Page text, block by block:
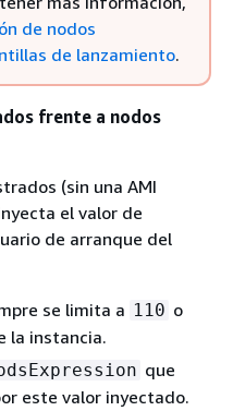
de nodos
de lanzamiento.
frente a nodos
(sin una AMI
el valor de
de arranque del
se limita a 110 o
la instancia.
que
este valor inyectado.